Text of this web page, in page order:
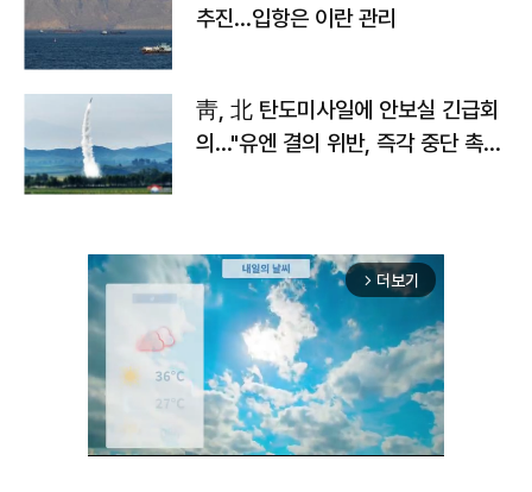
추진…입항은 이란 관리
靑, 北 탄도미사일에 안보실 긴급회
의…"유엔 결의 위반, 즉각 중단 촉
arrow_forward_ios 더보기